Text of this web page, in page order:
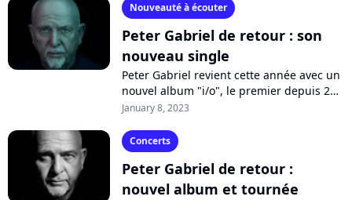
Nouveauté à écouter
Peter Gabriel de retour : son
nouveau single
Peter Gabriel revient cette année avec un
nouvel album "i/o", le premier depuis 21
ans ! Le mythique chanteur anglais en
January 8, 2023
Concerts
Peter Gabriel de retour :
nouvel album et tournée